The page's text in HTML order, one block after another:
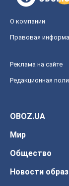
О компании
Правовая
Реклама на сайте
Редакционная
OBOZ.UA
Мир
Общество
Новости